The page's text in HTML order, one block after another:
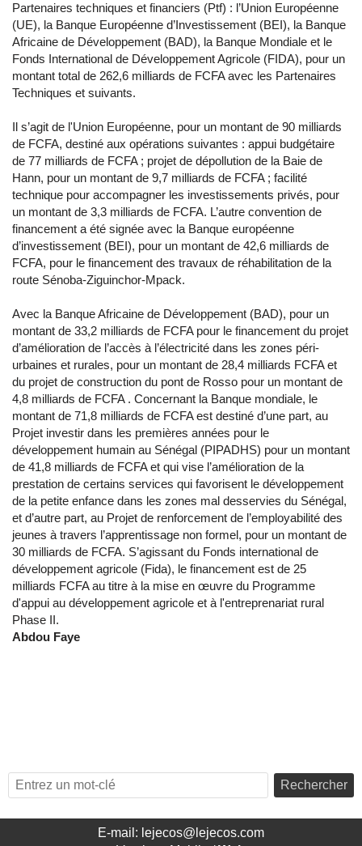
Partenaires techniques et financiers (Ptf) : l’Union Européenne
(UE), la Banque Européenne d’Investissement (BEI), la Banque
Africaine de Développement (BAD), la Banque Mondiale et le
Fonds International de Développement Agricole (FIDA), pour un
montant total de 262,6 milliards de FCFA avec les Partenaires
Techniques et suivants.
Il s’agit de l'Union Européenne, pour un montant de 90 milliards
de FCFA, destiné aux opérations suivantes : appui budgétaire
de 77 milliards de FCFA ; projet de dépollution de la Baie de
Hann, pour un montant de 9,7 milliards de FCFA ; facilité
technique pour accompagner les investissements privés, pour
un montant de 3,3 milliards de FCFA. L’autre convention de
financement a été signée avec la Banque européenne
d’investissement (BEI), pour un montant de 42,6 milliards de
FCFA, pour le financement des travaux de réhabilitation de la
route Sénoba-Ziguinchor-Mpack.
Avec la Banque Africaine de Développement (BAD), pour un
montant de 33,2 milliards de FCFA pour le financement du projet
d’amélioration de l’accès à l’électricité dans les zones péri-
urbaines et rurales, pour un montant de 28,4 milliards FCFA et
du projet de construction du pont de Rosso pour un montant de
4,8 milliards de FCFA . Concernant la Banque mondiale, le
montant de 71,8 milliards de FCFA est destiné d’une part, au
Projet investir dans les premières années pour le
développement humain au Sénégal (PIPADHS) pour un montant
de 41,8 milliards de FCFA et qui vise l’amélioration de la
prestation de certains services qui favorisent le développement
de la petite enfance dans les zones mal desservies du Sénégal,
et d’autre part, au Projet de renforcement de l’employabilité des
jeunes à travers l’apprentissage non formel, pour un montant de
30 milliards de FCFA. S’agissant du Fonds international de
développement agricole (Fida), le financement est de 25
milliards FCFA au titre à la mise en œuvre du Programme
d'appui au développement agricole et à l'entreprenariat rural
Phase II.
Abdou Faye
Rechercher
E-mail: lejecos@lejecos.com